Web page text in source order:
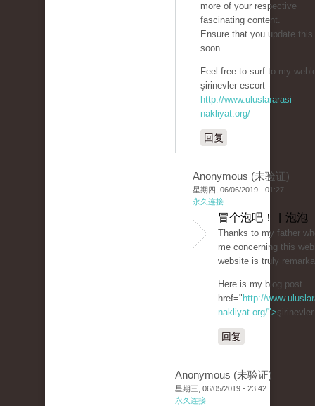
more of your respective
fascinating content.
Ensure that you update this
soon.
Feel free to surf to my
şirinevler escort -
http://www.uluslararasi-
nakliyat.org/
回复
Anonymous (未验证)
星期四, 06/06/2019 - 01:27
永久连接
冒个泡吧！ | 泡泡
Thanks to my father
me concerning this
website is truly
Here is my blog post
href=" http://
nakliyat.org/">
回复
Anonymous (未验证)
星期三, 06/05/2019 - 23:42
永久连接